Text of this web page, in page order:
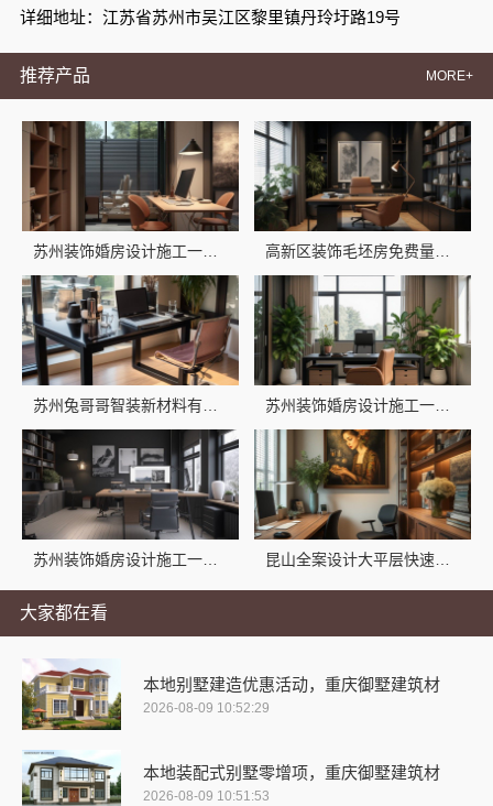
详细地址：江苏省苏州市吴江区黎里镇丹玲圩路19号
推荐产品 MORE+
大家都在看
本地别墅建造优惠活动，重庆御墅建筑材
2026-08-09 10:52:29
本地装配式别墅零增项，重庆御墅建筑材
2026-08-09 10:51:53